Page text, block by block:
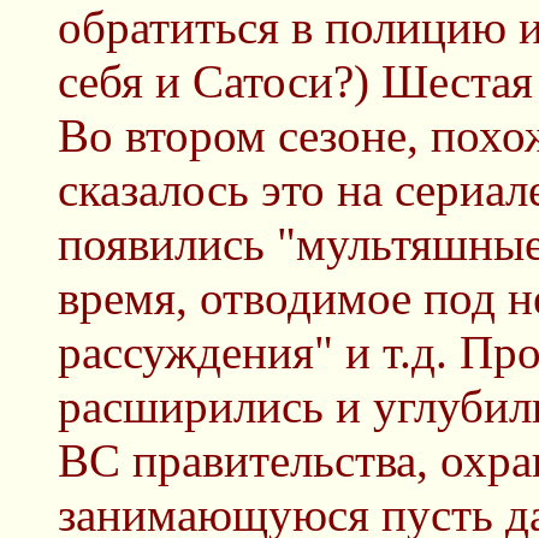
обратиться в полицию
себя и Сатоси?)
Во втором сезоне,
сказалось это на
появились
время, отводимое под
рассуждения" и т.д.
расширились и
ВС правительства,
занимающуюся пусть